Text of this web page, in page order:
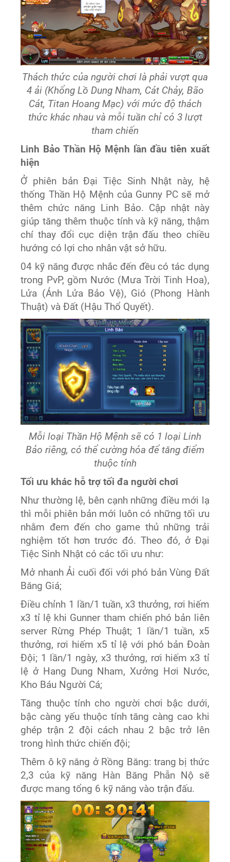
Thách thức của người chơi là phải vượt qua
4 ải (Khổng Lồ Dung Nham, Cát Chảy, Bão
Cát, Titan Hoang Mạc) với mức độ thách
thức khác nhau và mỗi tuần chỉ có 3 lượt
tham chiến
Linh Bảo Thần Hộ Mệnh lần đầu tiên xuất
hiện
Ở phiên bản Đại Tiệc Sinh Nhật này, hệ
thống Thần Hộ Mệnh của Gunny PC sẽ mở
thêm chức năng Linh Bảo. Cập nhật này
giúp tăng thêm thuộc tính và kỹ năng, thậm
chí thay đổi cục diện trận đấu theo chiều
hướng có lợi cho nhân vật sở hữu.
04 kỹ năng được nhắc đến đều có tác dụng
trong PvP, gồm Nước (Mưa Trời Tinh Hoa),
Lửa (Ánh Lửa Bảo Vệ), Gió (Phong Hành
Thuật) và Đất (Hậu Thổ Quyết).
Mỗi loại Thần Hộ Mệnh sẽ có 1 loại Linh
Bảo riêng, có thể cường hóa để tăng điểm
thuộc tính
Tối ưu khác hỗ trợ tối đa người chơi
Như thường lệ, bên cạnh những điều mới lạ
thì mỗi phiên bản mới luôn có những tối ưu
nhằm đem đến cho game thủ những trải
nghiệm tốt hơn trước đó. Theo đó, ở Đại
Tiệc Sinh Nhật có các tối ưu như:
Mở nhanh Ải cuối đối với phó bản Vùng Đất
Băng Giá;
Điều chỉnh 1 lần/1 tuần, x3 thưởng, rơi hiếm
x3 tỉ lệ khi Gunner tham chiến phó bản liên
server Rừng Phép Thuật; 1 lần/1 tuần, x5
thưởng, rơi hiếm x5 tỉ lệ với phó bản Đoàn
Đội; 1 lần/1 ngày, x3 thưởng, rơi hiếm x3 tỉ
lệ ở Hang Dung Nham, Xưởng Hơi Nước,
Kho Báu Người Cá;
Tăng thuộc tính cho người chơi bậc dưới,
bậc càng yếu thuộc tính tăng càng cao khi
ghép trận 2 đội cách nhau 2 bậc trở lên
trong hình thức chiến đội;
Thêm ô kỹ năng ở Rồng Băng: trang bị thức
2,3 của kỹ năng Hàn Băng Phẫn Nộ sẽ
được mang tổng 6 kỹ năng vào trận đấu.